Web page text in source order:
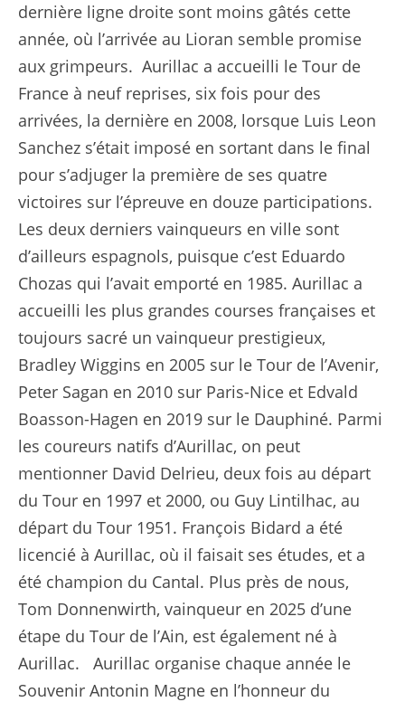
dernière ligne droite sont moins gâtés cette
année, où l’arrivée au Lioran semble promise
aux grimpeurs. Aurillac a accueilli le Tour de
France à neuf reprises, six fois pour des
arrivées, la dernière en 2008, lorsque Luis Leon
Sanchez s’était imposé en sortant dans le final
pour s’adjuger la première de ses quatre
victoires sur l’épreuve en douze participations.
Les deux derniers vainqueurs en ville sont
d’ailleurs espagnols, puisque c’est Eduardo
Chozas qui l’avait emporté en 1985. Aurillac a
accueilli les plus grandes courses françaises et
toujours sacré un vainqueur prestigieux,
Bradley Wiggins en 2005 sur le Tour de l’Avenir,
Peter Sagan en 2010 sur Paris-Nice et Edvald
Boasson-Hagen en 2019 sur le Dauphiné. Parmi
les coureurs natifs d’Aurillac, on peut
mentionner David Delrieu, deux fois au départ
du Tour en 1997 et 2000, ou Guy Lintilhac, au
départ du Tour 1951. François Bidard a été
licencié à Aurillac, où il faisait ses études, et a
été champion du Cantal. Plus près de nous,
Tom Donnenwirth, vainqueur en 2025 d’une
étape du Tour de l’Ain, est également né à
Aurillac. Aurillac organise chaque année le
Souvenir Antonin Magne en l’honneur du